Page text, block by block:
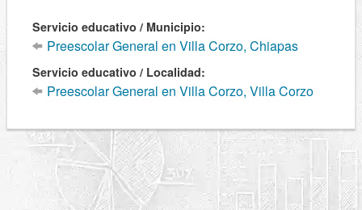
Servicio educativo / Municipio:
Preescolar General en Villa Corzo, Chiapas
Servicio educativo / Localidad:
Preescolar General en Villa Corzo, Villa Corzo